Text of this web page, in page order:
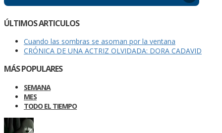
ÚLTIMOS ARTICULOS
Cuando las sombras se asoman por la ventana
CRÓNICA DE UNA ACTRIZ OLVIDADA: DORA CADAVID
MÁS POPULARES
SEMANA
MES
TODO EL TIEMPO